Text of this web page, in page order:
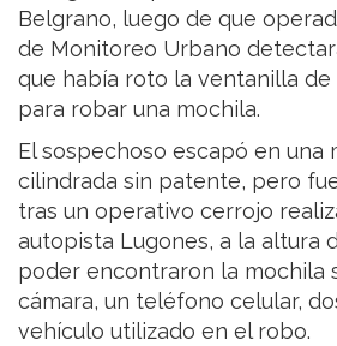
Belgrano, luego de que
de Monitoreo Urbano
que había roto la ventanilla de
para robar una mochila.
El sospechoso escapó en una
cilindrada sin patente, pero
tras un operativo cerrojo
autopista Lugones, a la altura
poder encontraron la mochila
cámara, un teléfono celular,
vehículo utilizado en el robo.